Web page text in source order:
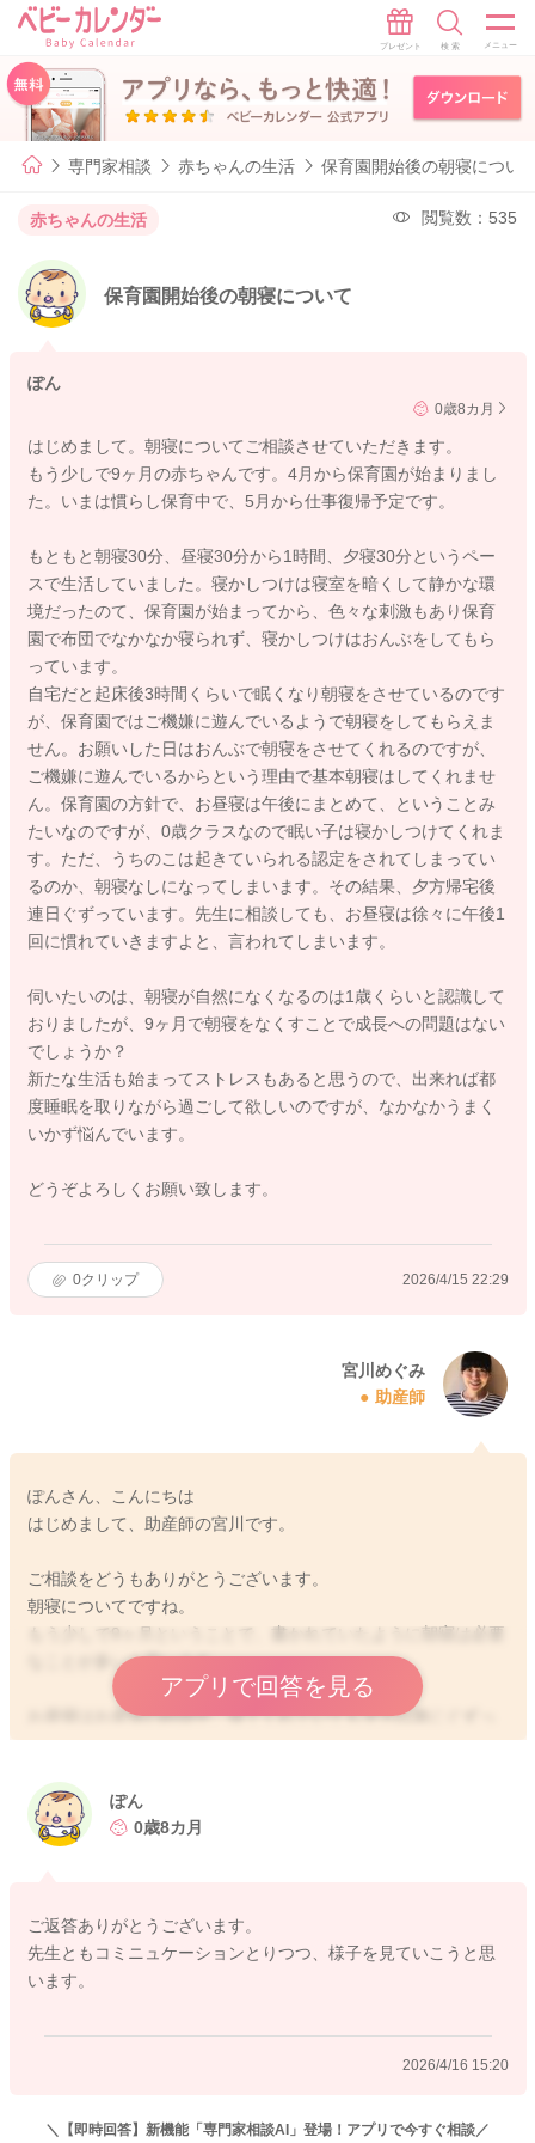
専門家相談 赤ちゃんの生活 保育園開始後の朝寝につい
赤ちゃんの生活 閲覧数：535
保育園開始後の朝寝について
ぽん
0歳8カ月
はじめまして。朝寝についてご相談させていただきます。
もう少しで9ヶ月の赤ちゃんです。4月から保育園が始まりまし
た。いまは慣らし保育中で、5月から仕事復帰予定です。
もともと朝寝30分、昼寝30分から1時間、夕寝30分というペー
スで生活していました。寝かしつけは寝室を暗くして静かな環
境だったのて、保育園が始まってから、色々な刺激もあり保育
園で布団でなかなか寝られず、寝かしつけはおんぶをしてもら
っています。
自宅だと起床後3時間くらいで眠くなり朝寝をさせているのです
が、保育園ではご機嫌に遊んでいるようで朝寝をしてもらえま
せん。お願いした日はおんぶで朝寝をさせてくれるのですが、
ご機嫌に遊んでいるからという理由で基本朝寝はしてくれませ
ん。保育園の方針で、お昼寝は午後にまとめて、ということみ
たいなのですが、0歳クラスなので眠い子は寝かしつけてくれま
す。ただ、うちのこは起きていられる認定をされてしまってい
るのか、朝寝なしになってしまいます。その結果、夕方帰宅後
連日ぐずっています。先生に相談しても、お昼寝は徐々に午後1
回に慣れていきますよと、言われてしまいます。
伺いたいのは、朝寝が自然になくなるのは1歳くらいと認識して
おりましたが、9ヶ月で朝寝をなくすことで成長への問題はない
でしょうか？
新たな生活も始まってストレスもあると思うので、出来れば都
度睡眠を取りながら過ごして欲しいのですが、なかなかうまく
いかず悩んでいます。
どうぞよろしくお願い致します。
0クリップ 2026/4/15 22:29
宮川めぐみ
助産師
ぽんさん、こんにちは
はじめまして、助産師の宮川です。
ご相談をどうもありがとうございます。
朝寝についてですね。
もう少しで9ヶ月ということで、書かれていたように朝寝は必要
なことが多いと思います。
お昼寝はお昼寝の時間中、寝てくれていても夕方以降にぐずっ
てしまうのですよね？
よ。
成長に伴い、先生が仰るようにお昼寝だけでよくなってくるか
またお子さんも保育園に行き出して、まだ興奮気味なこともあ
るかもしれません。それも相まって遊んでしまっていることも
あるかもしれません。
様子を見ていただきつつ、再度ご相談をされてみてはいかがで
アプリで回答を見る
ぽん
0歳8カ月
ご返答ありがとうございます。
先生ともコミニュケーションとりつつ、様子を見ていこうと思
います。
2026/4/16 15:20
＼【即時回答】新機能「専門家相談AI」登場！アプリで今すぐ相談／